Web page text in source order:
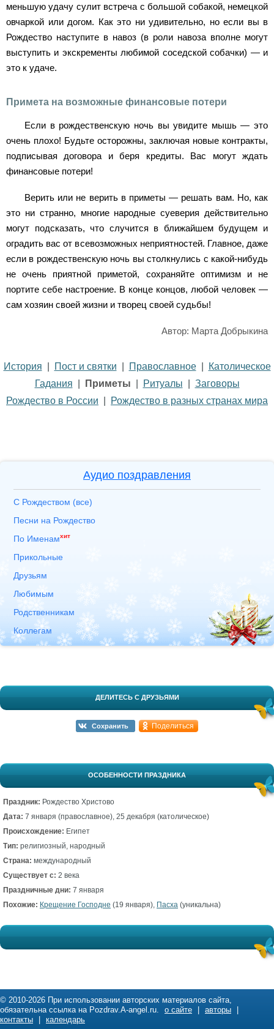
меньшую удачу сулит встреча с большой собакой, немецкой
овчаркой или догом. Как это ни удивительно, но если вы в
Рождество наступите в навоз (в роли навоза вполне могут
выступить и экскременты любимой соседской собачки) — и
это к удаче.
Примета на возможные финансовые потери
Если в рождественскую ночь вы увидите мышь — это
очень плохо! Будьте осторожны, заключая новые контракты,
подписывая договора и беря кредиты. Вас могут ждать
финансовые потери!
Верить или не верить в приметы — решать вам. Но, как
это ни странно, многие народные суеверия действительно
могут подсказать, что случится в ближайшем будущем и
оградить вас от всевозможных неприятностей. Главное, даже
если в рождественскую ночь вы столкнулись с какой-нибудь
не очень приятной приметой, сохраняйте оптимизм и не
портите себе настроение. В конце концов, любой человек —
сам хозяин своей жизни и творец своей судьбы!
Автор: Марта Добрыкина
История Пост и святки Православное|
Католическое
Гадания
Приметы Ритуалы
Заговоры
Рождество в России
Рождество в разных странах мира
Аудио поздравления
С Рождеством (все)
Песни на Рождество
По Именамхит
Прикольные
Друзьям
Любимым
Родственникам
Коллегам
ДЕЛИТЕСЬ С ДРУЗЬЯМИ
Сохранить Поделиться
ОСОБЕННОСТИ ПРАЗДНИКА
Праздник: Рождество Христово
Дата: 7 января (православное), 25 декабря (католическое)
Происхождение: Египет
Тип: религиозный, народный
Страна: международный
Существует с: 2 века
Праздничные дни: 7 января
Похожие: Крещение Господне (19 января), Пасха (уникальна)
© 2010-2026 При использовании авторских материалов сайта,
обязательна ссылка на Pozdrav.A-angel.ru.
о сайте авторы
контакты
календарь